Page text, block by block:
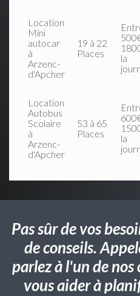
Location
Mini
autocar
à
Arzenc-
d'Apcher
19 à 22
Places
la
Location
Autobus
Scolaire
à
Arzenc-
d'Apcher
53 à 65
Places
la
Pas sûr de vos
de conseils.
parlez à l'un de
vous aider à